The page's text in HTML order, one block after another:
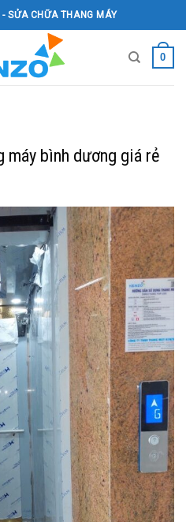
SỬA CHỮA THANG MÁY
0
máy bình dương giá rẻ